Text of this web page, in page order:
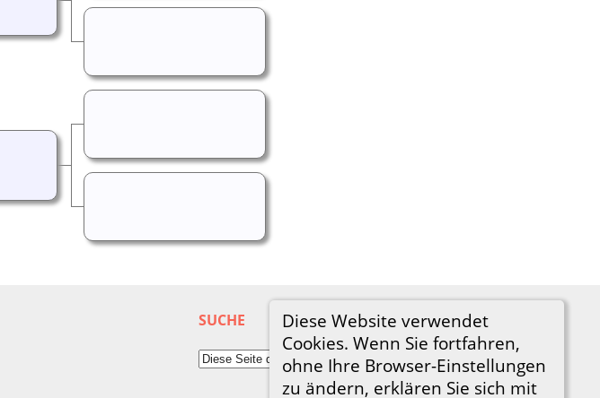
Diese Website verwendet
Cookies. Wenn Sie fortfahren,
ohne Ihre Browser-Einstellungen
zu ändern, erklären Sie sich mit
SUCHE